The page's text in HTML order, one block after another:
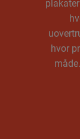
hvor